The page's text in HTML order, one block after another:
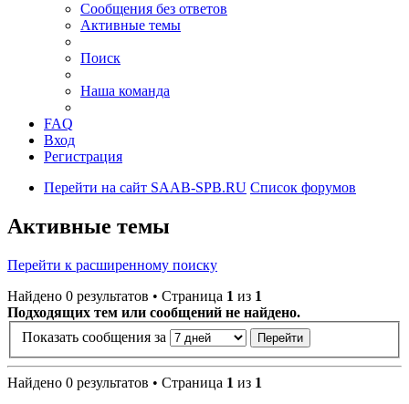
Сообщения без ответов
Активные темы
Поиск
Наша команда
FAQ
Вход
Регистрация
Перейти на сайт SAAB-SPB.RU Список форумов
Активные темы
Перейти к расширенному поиску
Найдено 0 результатов • Страница 1 из 1
Подходящих тем или сообщений не найдено.
Показать сообщения за
Найдено 0 результатов • Страница 1 из 1